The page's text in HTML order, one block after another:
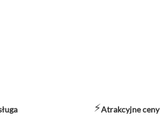
⚡Atrakcyjne ceny